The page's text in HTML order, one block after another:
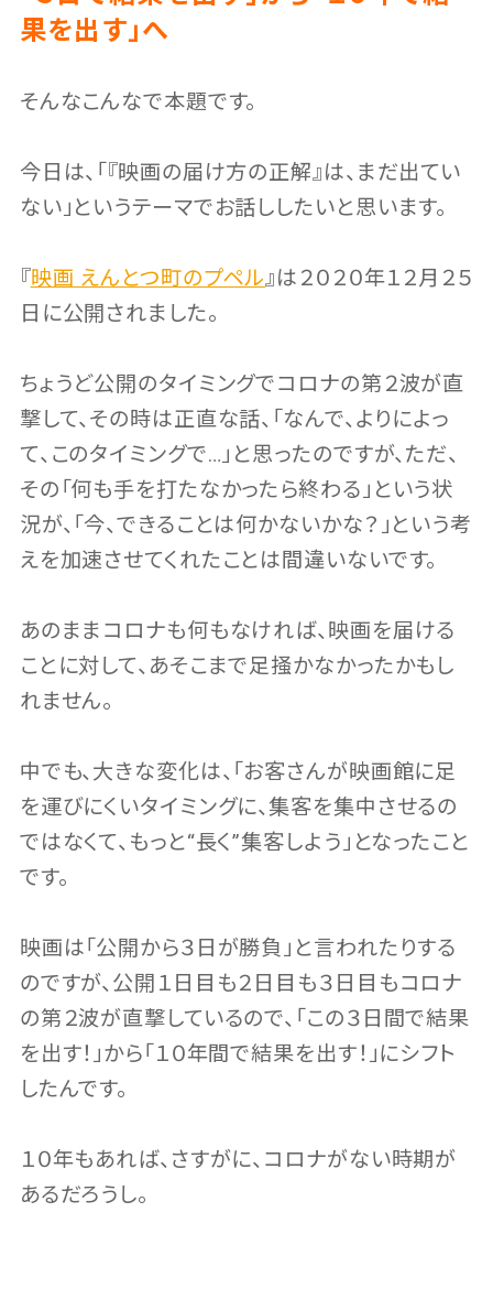
果を出す」へ
そんなこんなで本題です。
今日は、「『映画の届け方の正解』は、まだ出てい
ない」というテーマでお話ししたいと思います。
『映画 えんとつ町のプペル』は２０２０年１２月２５
日に公開されました。
ちょうど公開のタイミングでコロナの第２波が直
撃して、その時は正直な話、「なんで、よりによっ
て、このタイミングで…」と思ったのですが、ただ、
その「何も手を打たなかったら終わる」という状
況が、「今、できることは何かないかな？」という考
えを加速させてくれたことは間違いないです。
あのままコロナも何もなければ、映画を届ける
ことに対して、あそこまで足掻かなかったかもし
れません。
中でも、大きな変化は、「お客さんが映画館に足
を運びにくいタイミングに、集客を集中させるの
ではなくて、もっと“長く”集客しよう」となったこと
です。
映画は「公開から３日が勝負」と言われたりする
のですが、公開１日目も２日目も３日目もコロナ
の第２波が直撃しているので、「この３日間で結果
を出す！」から「１０年間で結果を出す！」にシフト
したんです。
１０年もあれば、さすがに、コロナがない時期が
あるだろうし。